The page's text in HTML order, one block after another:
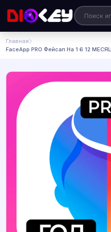
Главная
FaceApp PRO Фейсап На 1 6 12